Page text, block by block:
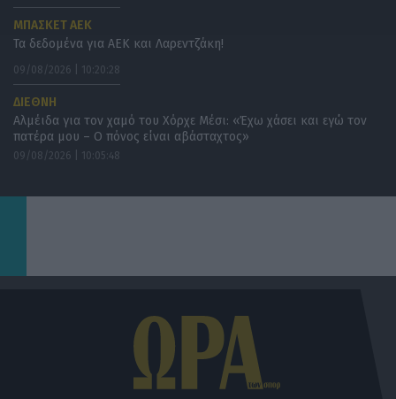
ΜΠΑΣΚΕΤ ΑΕΚ
Τα δεδομένα για ΑΕΚ και Λαρεντζάκη!
09/08/2026 | 10:20:28
ΔΙΕΘΝΗ
Αλμέιδα για τον χαμό του Χόρχε Μέσι: «Έχω χάσει και εγώ τον
πατέρα μου – Ο πόνος είναι αβάσταχτος»
09/08/2026 | 10:05:48